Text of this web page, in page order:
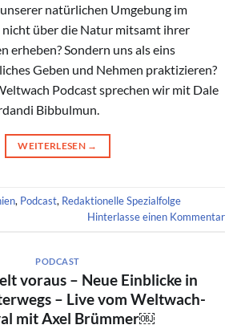
natürlichen Umgebung im
nicht über die Natur mitsamt ihrer
erheben? Sondern uns als eins
Geben und Nehmen praktizieren?
Podcast sprechen wir mit Dale
Bibbulmun.
WEITERLESEN →
, Podcast, Redaktionelle Spezialfolge
Hinterlasse einen Kommentar
PODCAST
voraus – Neue Einblicke in
– Live vom Weltwach-
mit Axel Brümmer￼